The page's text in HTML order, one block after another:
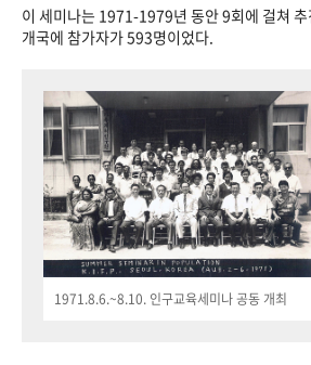
이 세미나는 1971-1979년 동안 9회에 걸쳐
개국에 참가자가 593명이었다.
1971.8.6.~8.10. 인구교육세미나 공동 개최